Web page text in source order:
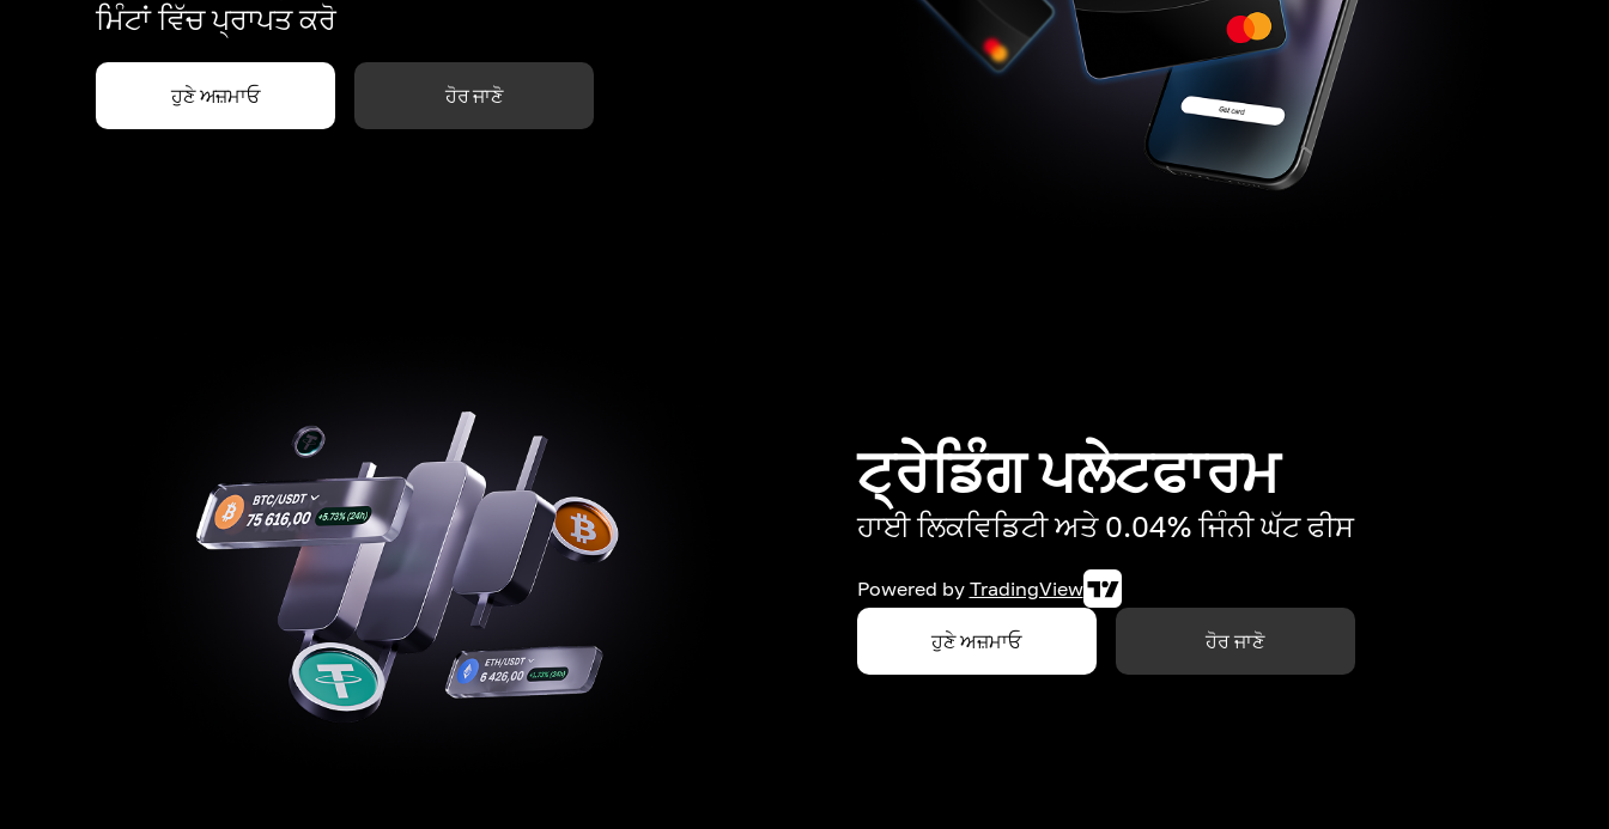
ਮਿੰਟਾਂ ਵਿੱਚ ਪ੍ਰਾਪਤ ਕਰੋ
ਹੁਣੇ ਅਜ਼ਮਾਓ ਹੋਰ ਜਾਣੋ
ਟ੍ਰੇਡਿੰਗ ਪਲੇਟਫਾਰਮ
ਹਾਈ ਲਿਕਵਿਡਿਟੀ ਅਤੇ 0.04% ਜਿੰਨੀ ਘੱਟ ਫੀਸ
Powered by TradingView
ਹੁਣੇ ਅਜ਼ਮਾਓ ਹੋਰ ਜਾਣੋ